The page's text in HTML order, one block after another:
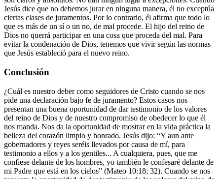
Jesús dice que no debemos jurar en ninguna manera, él no exceptúa
ciertas clases de juramentos. Por lo contrario, él afirma que todo lo
que es más de un sí o un no, de mal procede. El hijo del reino de
Dios no querrá participar en una cosa que proceda del mal. Para
evitar la condenación de Dios, tenemos que vivir según las normas
que Jesús estableció para el nuevo reino.
Conclusión
¿Cuál es nuestro deber como seguidores de Cristo cuando se nos
pide una declaración bajo fe de juramento? Estos casos nos
presentan una buena oportunidad de dar testimonio de los valores
del reino de Dios y de nuestro compromiso de obedecer lo que él
nos manda. Nos da la oportunidad de mostrar en la vida práctica la
belleza del corazón limpio y honrado. Jesús dijo: “Y aun ante
gobernadores y reyes seréis llevados por causa de mí, para
testimonio a ellos y a los gentiles... A cualquiera, pues, que me
confiese delante de los hombres, yo también le confesaré delante de
mi Padre que está en los cielos” (Mateo 10:18; 32). Cuando se nos